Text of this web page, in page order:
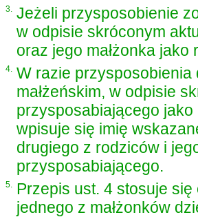
3.
Jeżeli przysposobienie
w odpisie skróconym
oraz jego małżonka
4.
W razie
małżeńskim, w odpisie
przysposabiającego
wpisuje się imię
drugiego z rodziców i
przysposabiającego.
5.
Przepis ust. 4 stosuje
jednego z małżonków